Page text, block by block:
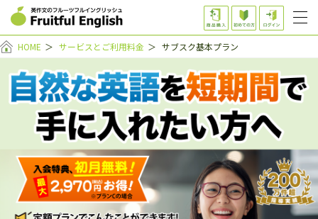
HOME ＞ サービスとご利用料金 ＞ サブスク基本プラン